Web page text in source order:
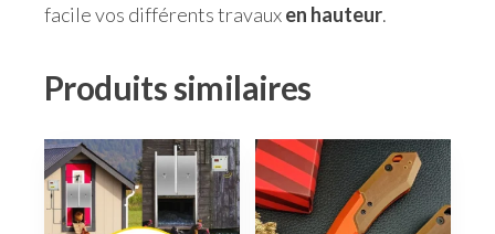
facile vos différents travauxen hauteur.
Produits similaires